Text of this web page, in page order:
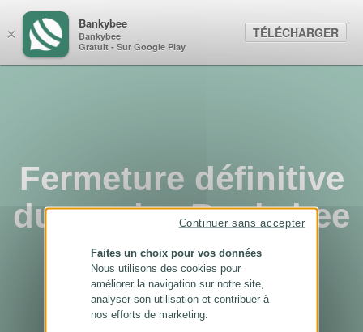
Fermeture définitive
du service Bankybee
...
×
Bankybee
Bankybee
Gratuit - Sur Google Play
TÉLÉCHARGER
Faites un choix pour vos données
Nous utilisons des cookies pour
améliorer la navigation sur notre site,
analyser son utilisation et contribuer à
nos efforts de marketing.
Continuer sans accepter